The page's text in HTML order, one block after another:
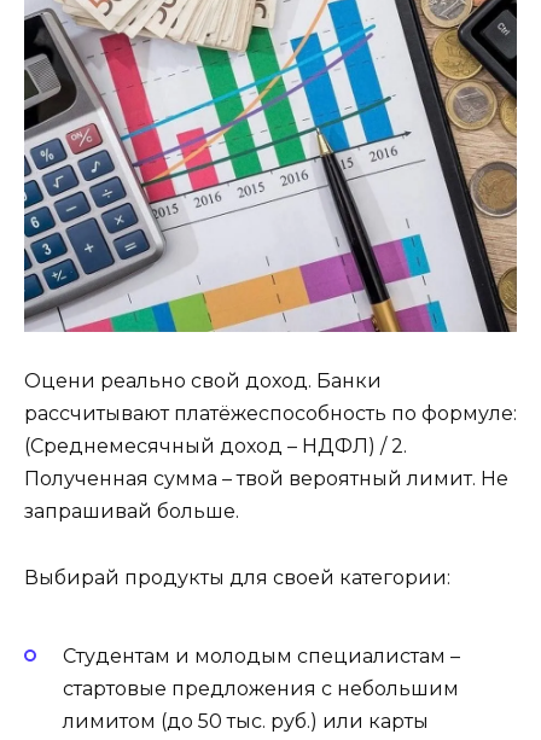
Оцени реально свой доход. Банки
рассчитывают платёжеспособность по формуле:
(Среднемесячный доход – НДФЛ) / 2.
Полученная сумма – твой вероятный лимит. Не
запрашивай больше.
Выбирай продукты для своей категории:
Студентам и молодым специалистам –
стартовые предложения с небольшим
лимитом (до 50 тыс. руб.) или карты